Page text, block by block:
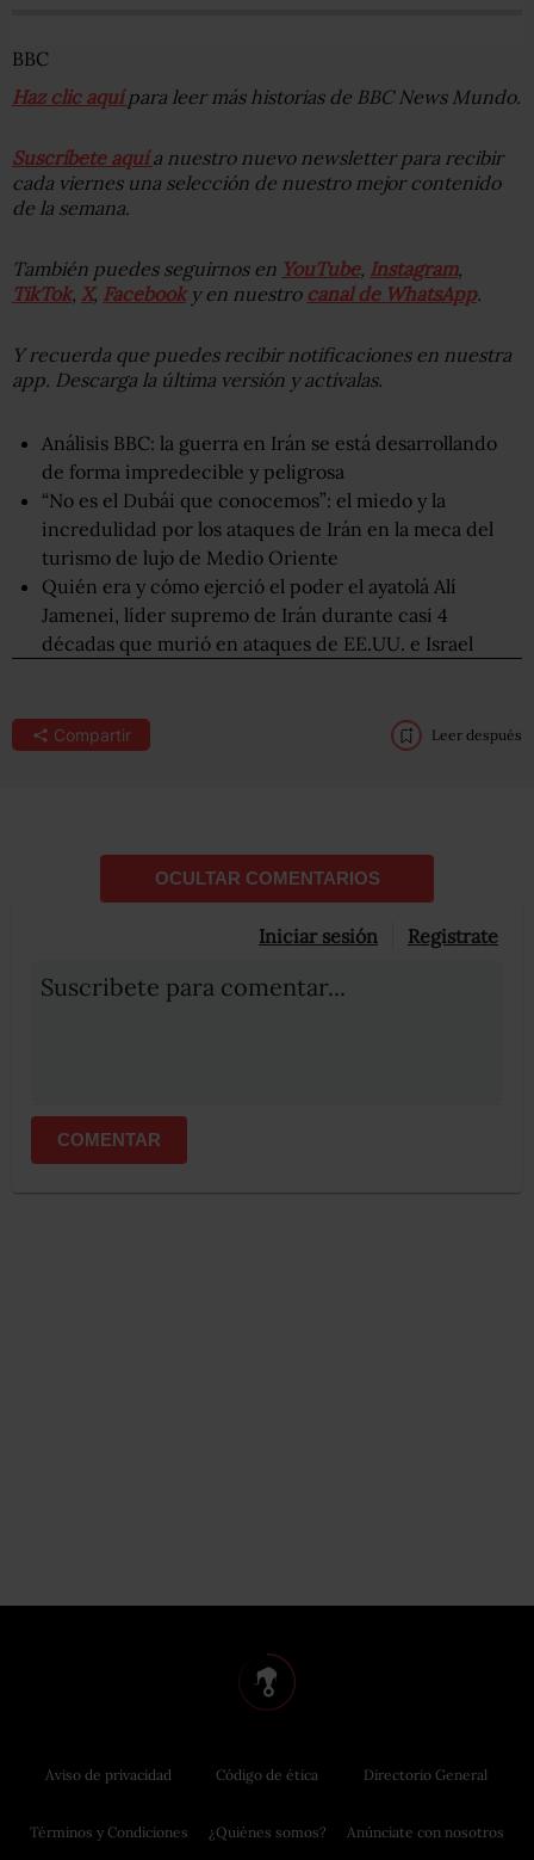
BBC
Haz clic aquípara leer más historias de BBC News Mundo.
Suscríbete aquía nuestro nuevo newsletter para recibir
cada viernes una selección de nuestro mejor contenido
de la semana.
También puedes seguirnos en YouTube, Instagram,
TikTok, X, Facebooky en nuestro canal de WhatsApp.
Y recuerda que puedes recibir notificaciones en nuestra
app. Descarga la última versión y actívalas.
Análisis BBC: la guerra en Irán se está desarrollando
de forma impredecible y peligrosa
“No es el Dubái que conocemos”: el miedo y la
incredulidad por los ataques de Irán en la meca del
turismo de lujo de Medio Oriente
Quién era y cómo ejerció el poder el ayatolá Alí
Jamenei, líder supremo de Irán durante casi 4
décadas que murió en ataques de EE.UU. e Israel
Compartir Leer después
OCULTAR COMENTARIOS
Iniciar sesión Registrate
Suscribete para comentar...
COMENTAR
Aviso de privacidad
Términos y Condiciones
Código de ética
¿Quiénes somos?
Directorio General
Anúnciate con nosotros